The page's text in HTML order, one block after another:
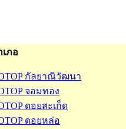
ภอ
กัลยาณิวัฒนา
จอมทอง
ดอยสะเก็ด
ดอยหล่อ